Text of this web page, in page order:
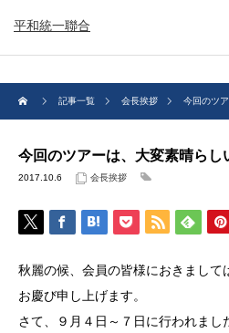
平和統一聯合
記事一覧 会長挨拶 今回のツ
今回のツアーは、大変素晴らし
2017.10.6 会長挨拶
秋麗の候、会員の皆様におきまして
お慶び申し上げます。
さて、９月４日～７日に行われま